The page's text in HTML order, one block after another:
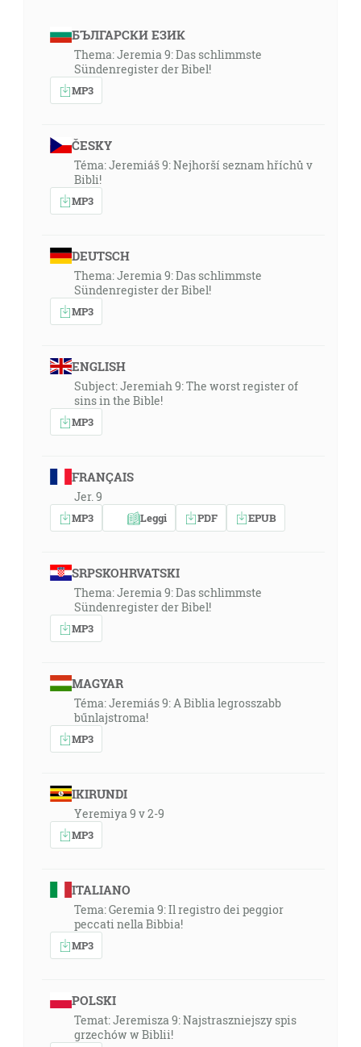
БЪЛГАРСКИ ЕЗИК
Thema: Jeremia 9: Das schlimmste
Sündenregister der Bibel!
MP3
ČESKY
Téma: Jeremiáš 9: Nejhorší seznam hříchů v
Bibli!
MP3
DEUTSCH
Thema: Jeremia 9: Das schlimmste
Sündenregister der Bibel!
MP3
ENGLISH
Subject: Jeremiah 9: The worst register of
sins in the Bible!
MP3
FRANÇAIS
Jer. 9
MP3 Leggi PDF EPUB
SRPSKOHRVATSKI
Thema: Jeremia 9: Das schlimmste
Sündenregister der Bibel!
MP3
MAGYAR
Téma: Jeremiás 9: A Biblia legrosszabb
bűnlajstroma!
MP3
IKIRUNDI
Yeremiya 9 v 2-9
MP3
ITALIANO
Tema: Geremia 9: Il registro dei peggior
peccati nella Bibbia!
MP3
POLSKI
Temat: Jeremisza 9: Najstraszniejszy spis
grzechów w Biblii!